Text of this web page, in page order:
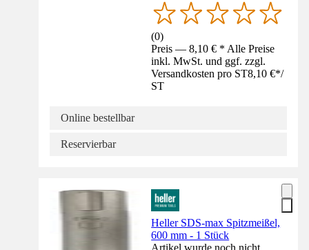
(0)
Preis — 8,10 € * Alle Preise
inkl. MwSt. und ggf. zzgl.
Versandkosten pro ST8,10 €*/
ST
Online bestellbar
Reservierbar
Heller SDS-max Spitzmeißel,
600 mm - 1 Stück
Artikel wurde noch nicht